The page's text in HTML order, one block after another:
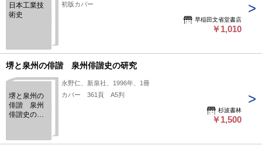
日本工業技
術史
初版カバー
早稲田文省堂書店
￥1,010
堺と泉州の俳諧 泉州俳諧史の研究
堺と泉州の
俳諧 泉州
俳諧史の研
永野仁、新泉社、1996年、1冊
カバー 361頁 A5判
杉波書林
￥1,500